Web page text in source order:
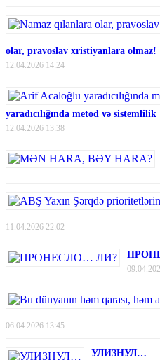
olar, pravoslav xristiyanlara olmaz!
12.04.2026 14:24
yaradıcılığında metod və sistemlilik
12.04.2026 13:38
11.04.2026 22:02
06.04.2026 13:45
УЛИЗНУЛ…